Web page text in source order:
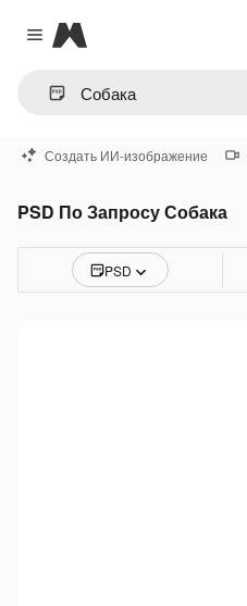
Close menu
Magnific
Создать ИИ-изображение
PSD По Запросу Собака
PSD